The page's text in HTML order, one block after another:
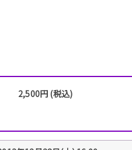
2,500円 (税込)